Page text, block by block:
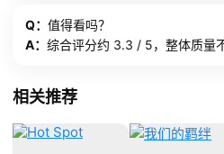
Q： 值得看吗？
A： 综合评分约 3.3 / 5，整体质量
相关推荐